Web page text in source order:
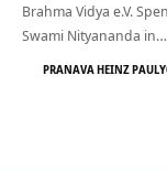
Brahma Vidya e.V.
Swami Nityananda in…
PRANAVA HEINZ PAULY